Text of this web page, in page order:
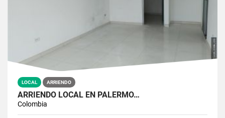
LOCAL ARRIENDO
ARRIENDO LOCAL EN PALERMO…
Colombia